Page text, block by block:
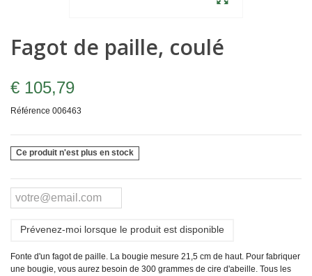
Fagot de paille, coulé
€ 105,79
Référence 006463
Ce produit n'est plus en stock
Prévenez-moi lorsque le produit est disponible
Fonte d'un fagot de paille. La bougie mesure 21,5 cm de haut. Pour fabriquer
une bougie, vous aurez besoin de 300 grammes de cire d'abeille. Tous les